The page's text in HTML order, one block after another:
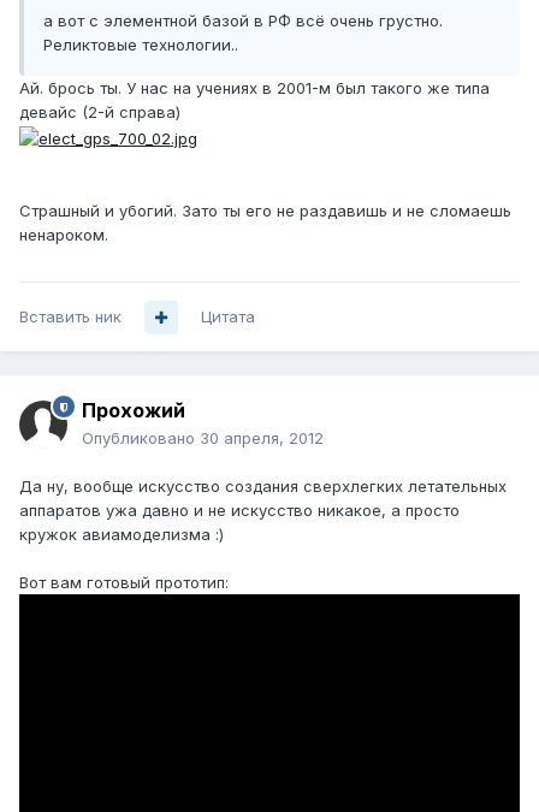
а вот с элементной базой в РФ всё очень грустно.
Реликтовые технологии..
Ай. брось ты. У нас на учениях в 2001-м был такого же типа
девайс (2-й справа)
Страшный и убогий. Зато ты его не раздавишь и не сломаешь
ненароком.
Вставить ник Цитата
Прохожий
Опубликовано 30 апреля, 2012
Да ну, вообще искусство создания сверхлегких летательных
аппаратов ужа давно и не искусство никакое, а просто
кружок авиамоделизма :)
Вот вам готовый прототип: